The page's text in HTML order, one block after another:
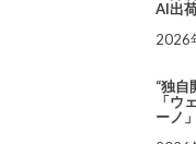
AI出
2026
“独自
「ウ
ーノ